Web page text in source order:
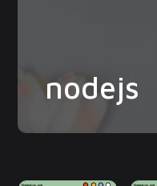
nodejs